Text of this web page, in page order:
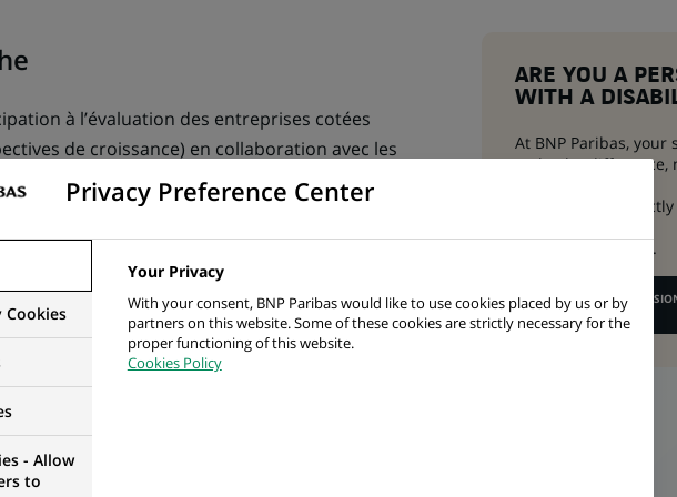
à l’évaluation des entreprises cotées
de croissance) en collaboration avec les
impactant les marchés actions.
(convictions fortes, thématiques) et relatives aux
Stoxx600, MSCI Europe).
ARE YOU A
WITH A
At BNP Paribas, your
make the difference,
Send your CV
Recruitment Team.
APPLY TO THE
HANDICAP(OPENS
IN
Privacy Preference Center
Cookies
- Allow
to
Your Privacy
With your consent, BNP Paribas would like to use cookies placed by us or by
partners on this website. Some of these cookies are strictly necessary for the
proper functioning of this website.
Cookies Policy